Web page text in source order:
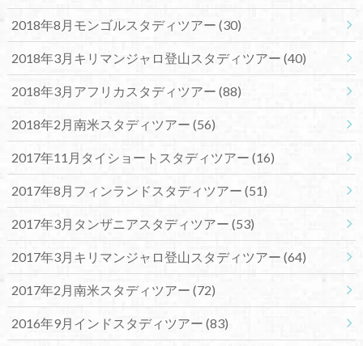
2018年8月モンゴルスタディツアー (30)
2018年3月キリマンジャロ登山スタディツアー (40)
2018年3月アフリカスタディツアー (88)
2018年2月南米スタディツアー (56)
2017年11月タイショートスタディツアー (16)
2017年8月フィンランドスタディツアー (51)
2017年3月タンザニアスタディツアー (53)
2017年3月キリマンジャロ登山スタディツアー (64)
2017年2月南米スタディツアー (72)
2016年9月インドスタディツアー (83)